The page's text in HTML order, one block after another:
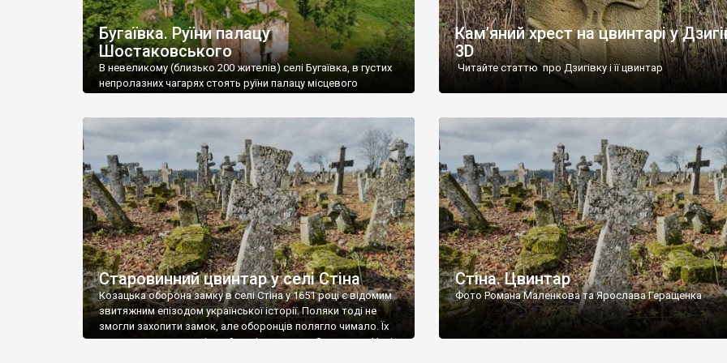
Бугаївка. Руїни палацу
Шостаковського
В невеликому (близько 200 жителів) селі Бугаївка, в густих
непролазних чагарях стоять руїни палацу місцевого
потім клуб, ще пізніше – гуртожиток. У 60-х роках минулого
століття тут розмістили туберкульозну лікарню. Коли із
палацу виїхала лікарня – ми точно не […]
Кам’яний хрест на цвинтарі у
3D
Читайте статтю про Дзигівку і її цвинтар
Старовинний цвинтар у селі Стіна
Козацька оборона замку в селі Стіна у 1651 році є відомим
звитяжним епізодом української історії. Поляки тоді не
змогли захопити замок, але оборонців полягло чимало. Їх
поховали на цвинтарі, який тоді називався Замковим. Нині
Стіна. Цвинтар
Фото Романа Маленкова та Ярослава Геращенка